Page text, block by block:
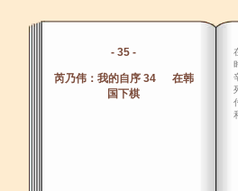
- 35 -
芮乃伟：我的自序 34 在韩
国下棋